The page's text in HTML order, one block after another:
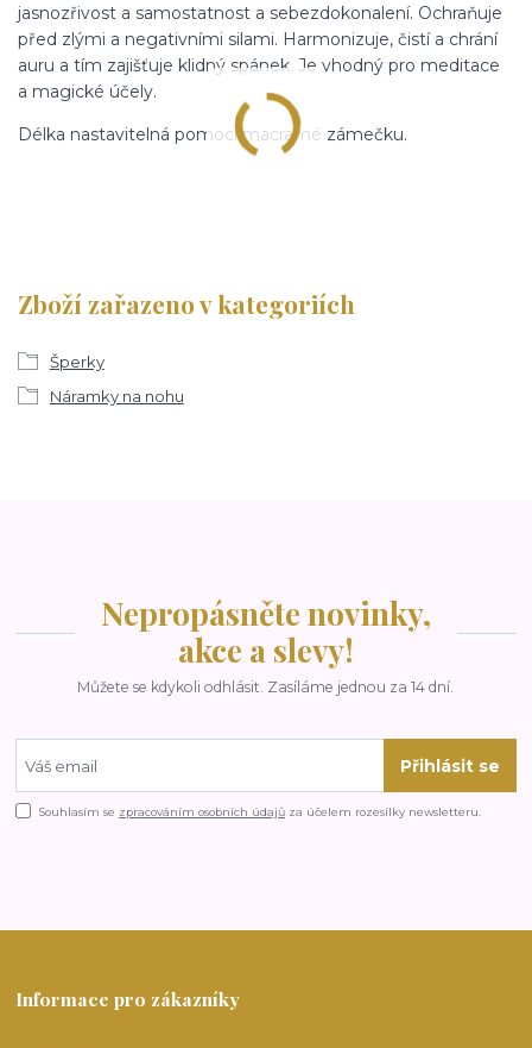
jasnozřivost a samostatnost a sebezdokonalení. Ochraňuje
před zlými a negativními silami. Harmonizuje, čistí a chrání
auru a tím zajišťuje klidný spánek. Je vhodný pro meditace
a magické účely.
Délka nastavitelná pomocí macramé zámečku.
Zboží zařazeno v kategoriích
Šperky
Náramky na nohu
Nepropásněte novinky,
akce a slevy!
Můžete se kdykoli odhlásit. Zasíláme jednou za 14 dní.
Přihlásit se
Souhlasím se zpracováním osobních údajů za účelem rozesílky newsletteru.
Informace pro zákazníky